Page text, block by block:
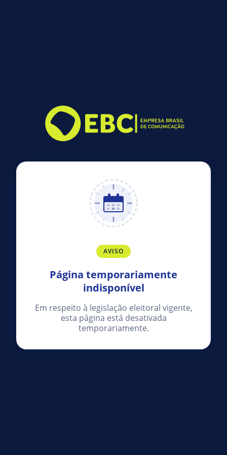
AVISO
Página temporariamente
indisponível
Em respeito à legislação eleitoral vigente,
esta página está desativada
temporariamente.